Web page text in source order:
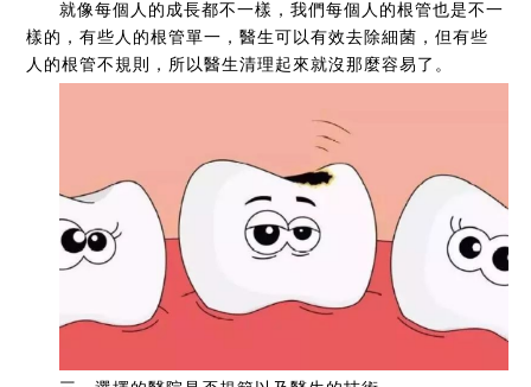
就像每個人的成長都不一樣，我們每個人的根管也是不一
樣的，有些人的根管單一，醫生可以有效去除細菌，但有些
人的根管不規則，所以醫生清理起來就沒那麼容易了。